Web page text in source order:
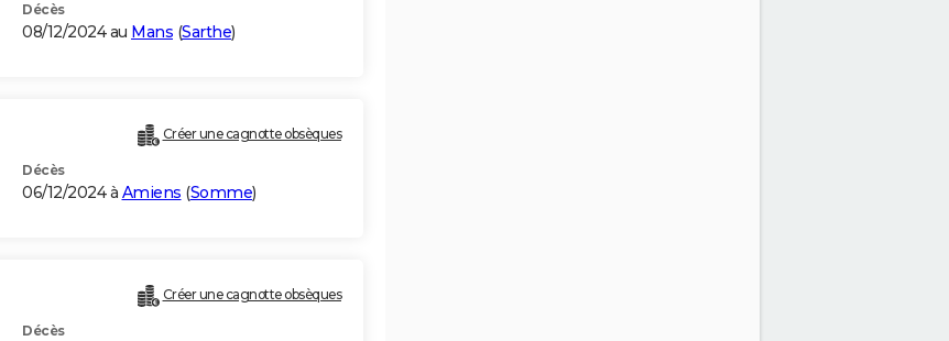
Décès
08/12/2024 au Mans (Sarthe)
Créer une cagnotte obsèques
Décès
06/12/2024 à Amiens (Somme)
Créer une cagnotte obsèques
Décès